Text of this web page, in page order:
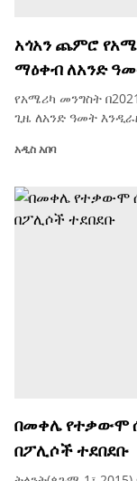
አጎአን ጨምሮ
ማዕቀብ ለአንድ
የአሜሪካ መንግስት
ጊዜ ለአንድ ዓመት
አዲስ አበባ
በመቀሌ የተቃውሞ
በፖሊሶች ተደበደቡ